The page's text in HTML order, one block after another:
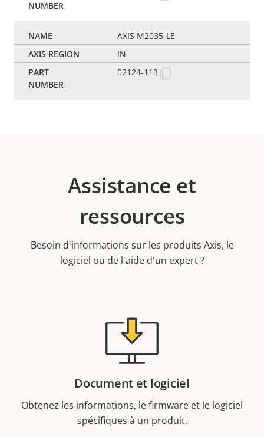
AXIS M2035-LE
IN
02124-113
Assistance et
ressources
Besoin d'informations sur les produits Axis, le
logiciel ou de l'aide d'un expert ?
Document et logiciel
Obtenez les informations, le firmware et le logiciel
spécifiques à un produit.